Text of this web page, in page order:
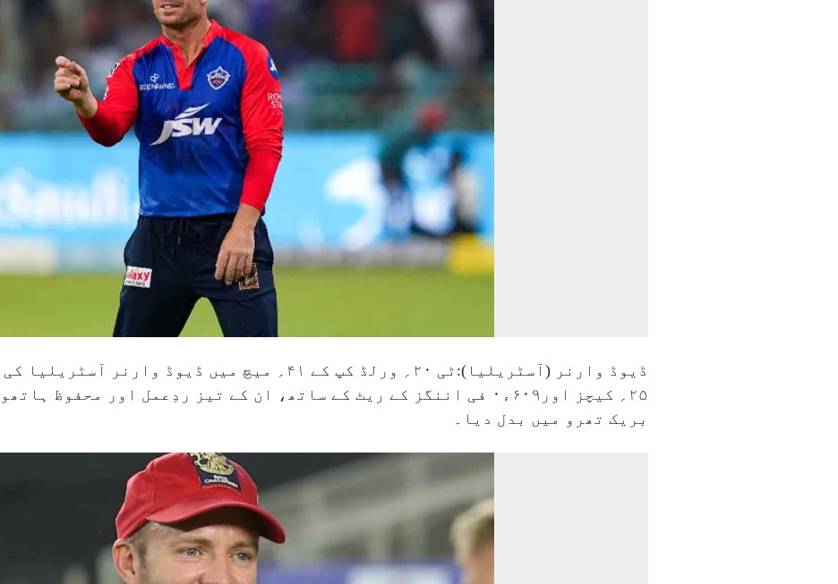
ڈیوڈ وارنر (آسٹریلیا):ٹی ۲۰؍ ورلڈ کپ کے ۴۱؍ میچ میں
۲۵؍ کیچز اور۶۰۹ء۰ فی اننگز کے ریٹ کے ساتھ، ان کے تیز ردِعمل اور
بریک تھرو میں بدل دیا۔